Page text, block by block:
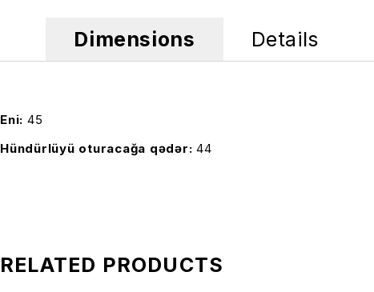
Dimensions Details
Eni 45
Hündürlüyü oturacağa qədər 44
RELATED PRODUCTS